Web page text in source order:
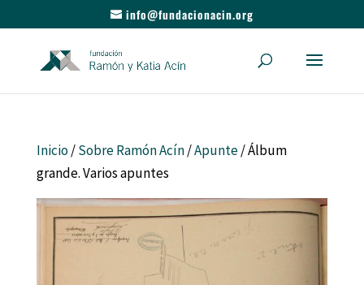
info@fundacionacin.org
Inicio/Sobre Ramón Acín/Apunte/ Álbum
grande. Varios apuntes